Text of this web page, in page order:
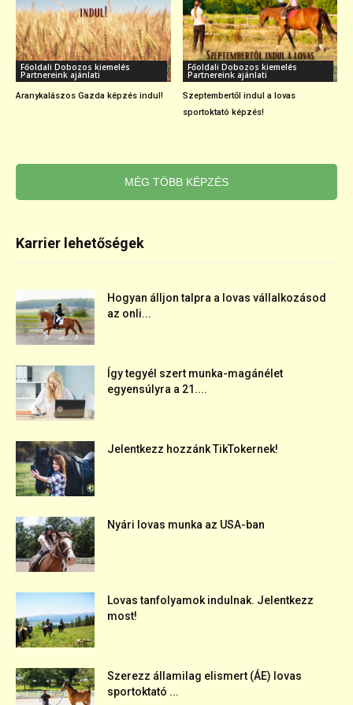
Főoldali Dobozos kiemelés
Partnereink ajánlati
Aranykalászos Gazda képzés indul!
Főoldali Dobozos kiemelés
Partnereink ajánlati
Szeptembertől indul a lovas
sportoktató képzés!
MÉG TÖBB KÉPZÉS
Karrier lehetőségek
Hogyan álljon talpra a lovas vállalkozásod
az onli...
Így tegyél szert munka-magánélet
egyensúlyra a 21....
Jelentkezz hozzánk TikTokernek!
Nyári lovas munka az USA-ban
Lovas tanfolyamok indulnak. Jelentkezz
most!
Szerezz államilag elismert (ÁE) lovas
sportoktató ...